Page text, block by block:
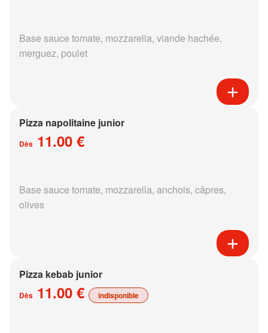
Base sauce tomate, mozzarella, viande hachée,
merguez, poulet
Pizza napolitaine junior
Dès 11.00 €
Base sauce tomate, mozzarella, anchois, câpres,
olives
Pizza kebab junior
Dès 11.00 € indisponible